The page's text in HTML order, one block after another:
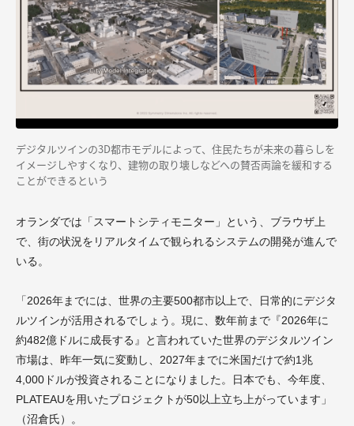
デジタルツインの3D都市モデルによって、住民たちが未来の暮らしを
イメージしやすくなり、建物の取り壊しなどへの賛否両論を緩和する
ことができるという
オランダでは「スマートシティモニター」という、ブラウザ上
で、街の状況をリアルタイムで観られるシステムの開発が進んで
いる。
「2026年までには、世界の主要500都市以上で、日常的にデジタ
ルツインが活用されるでしょう。現に、数年前まで『2026年に
約482億ドルに成長する』と言われていた世界のデジタルツイン
市場は、昨年一気に変動し、2027年までに米国だけで約1兆
4,000ドルが投資されることになりました。日本でも、今年度、
PLATEAUを用いたプロジェクトが50以上立ち上がっています」
（沼倉氏）。